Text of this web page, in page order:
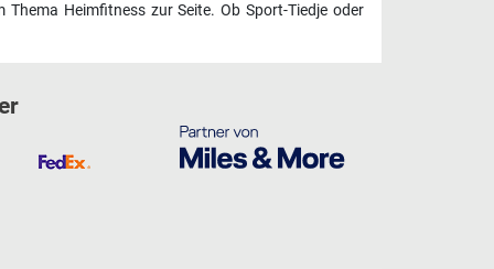
Heimfitness zur Seite. Ob Sport-Tiedje oder